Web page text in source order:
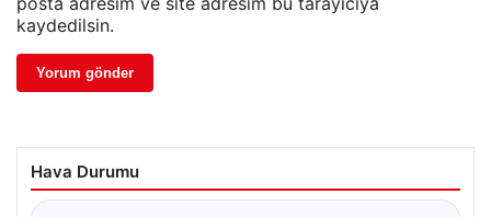
kaydedilsin.
Hava Durumu